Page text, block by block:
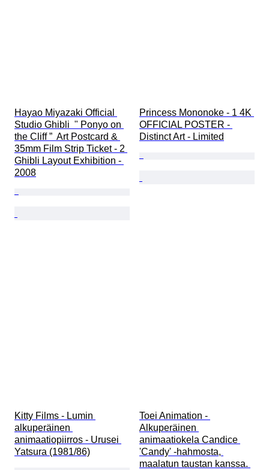
Hayao Miyazaki Official
Studio Ghibli  " Ponyo on
the Cliff ”  Art Postcard &
35mm Film Strip Ticket - 2
Ghibli Layout Exhibition -
2008
Princess Mononoke - 1 4K
OFFICIAL POSTER -
Distinct Art - Limited
Kitty Films - Lumin
alkuperäinen
animaatiopiirros - Urusei
Yatsura (1981/86)
Toei Animation -
Alkuperäinen
animaatiokela Candice
'Candy' -hahmosta,
maalatun taustan kanssa.